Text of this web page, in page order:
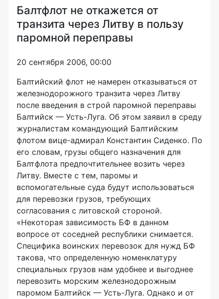
Балтфлот не откажется от
транзита через Литву в пользу
паромной переправы
20 сентября 2006, 00:00
Балтийский флот не намерен отказываться от
железнодорожного транзита через Литву
после введения в строй паромной переправы
Балтийск — Усть-Луга. Об этом заявил в среду
журналистам командующий Балтийским
флотом вице-адмирал Константин Сиденко. По
его словам, грузы общего назначения для
Балтфлота предпочтительнее возить через
Литву. Вместе с тем, паромы и
вспомогательные суда будут использоваться
для перевозки грузов, требующих
согласования с литовской стороной.
«Некоторая зависимость БФ в данном
вопросе от соседней республики снимается.
Специфика воинских перевозок для нужд БФ
такова, что определенную номенклатуру
специальных грузов нам удобнее и выгоднее
перевозить морским железнодорожным
паромом Балтийск — Усть-Луга. Однако и от